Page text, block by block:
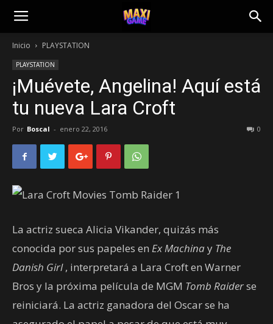
Inicio PLAYSTATION
PLAYSTATION
¡Muévete, Angelina! Aquí está
tu nueva Lara Croft
Por Boscal - enero 22, 2016 0
La actriz sueca Alicia Vikander, quizás más
conocida por sus papeles en Ex Machinay The
Danish Girl, interpretará a Lara Croft en Warner
Bros y la próxima película de MGM Tomb Raiderse
reiniciará. La actriz ganadora del Oscar se ha